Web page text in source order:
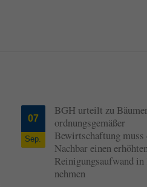
07
Sep.
BGH urteilt zu
ordnungsgemäßer
Bewirtschaftung muss
Nachbar einen
Reinigungsaufwand
nehmen